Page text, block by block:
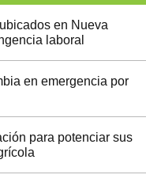
en Nueva
laboral
en emergencia por
para potenciar sus